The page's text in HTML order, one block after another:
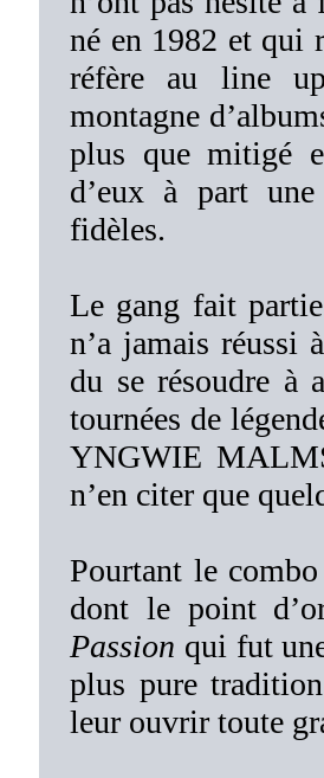
né en 1982 et qui
réfère au line
montagne
plus que mitigé
d’eux à part
fidèles.
Le gang fait
n’a jamais réussi
du se résoudre à
tournées de
YNGWIE
n’en citer que
Pourtant le
dont le point
Passion qui fut
plus pure
leur ouvrir toute